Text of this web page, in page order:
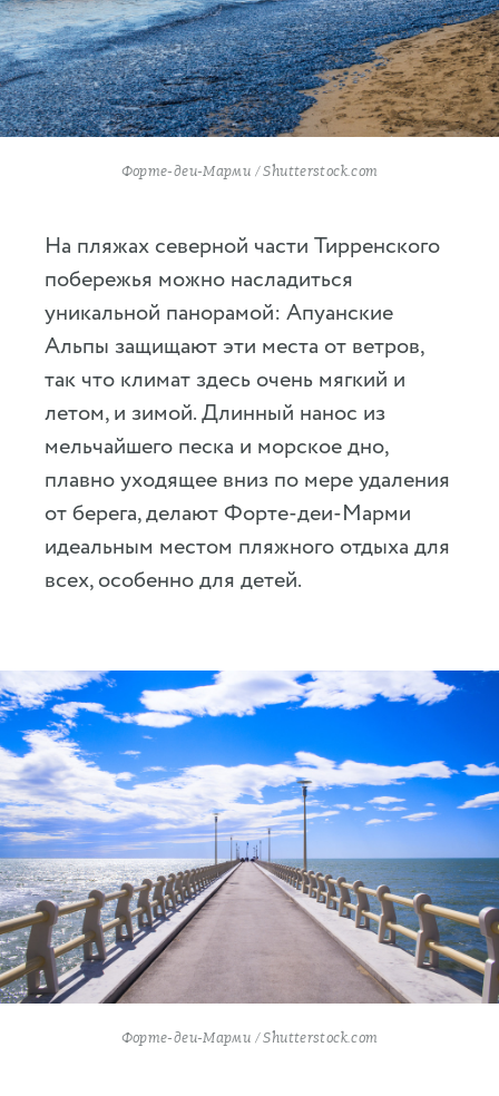
Форте-деи-Марми / Shutterstock.com
На пляжах северной части Тирренского
побережья можно насладиться
уникальной панорамой: Апуанские
Альпы защищают эти места от ветров,
так что климат здесь очень мягкий и
летом, и зимой. Длинный нанос из
мельчайшего песка и морское дно,
плавно уходящее вниз по мере удаления
от берега, делают Форте-деи-Марми
идеальным местом пляжного отдыха для
всех, особенно для детей.
Форте-деи-Марми / Shutterstock.com